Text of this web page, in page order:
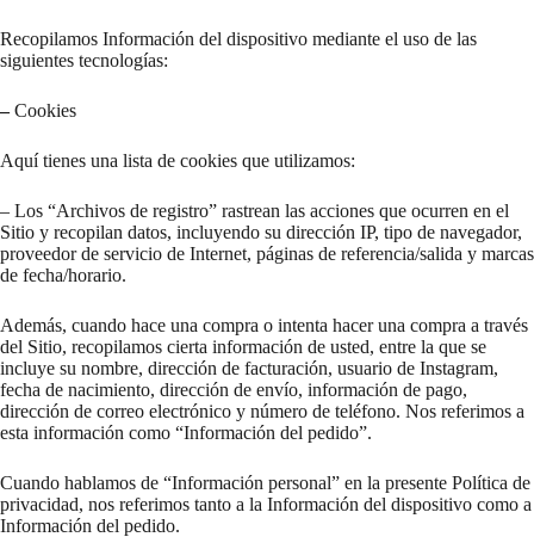
Recopilamos Información del dispositivo mediante el uso de las
siguientes tecnologías:
–Cookies
Aquí tienes una lista de cookies que utilizamos:
– Los “Archivos de registro” rastrean las acciones que ocurren en el
Sitio y recopilan datos, incluyendo su dirección IP, tipo de navegador,
proveedor de servicio de Internet, páginas de referencia/salida y marcas
de fecha/horario.
Además, cuando hace una compra o intenta hacer una compra a través
del Sitio, recopilamos cierta información de usted, entre la que se
incluye su nombre, dirección de facturación, usuario de Instagram,
fecha de nacimiento, dirección de envío, información de pago,
dirección de correo electrónico y número de teléfono. Nos referimos a
esta información como “Información del pedido”.
Cuando hablamos de “Información personal” en la presente Política de
privacidad, nos referimos tanto a la Información del dispositivo como a
Información del pedido.